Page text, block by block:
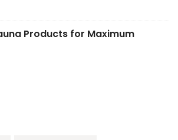
Products for Maximum